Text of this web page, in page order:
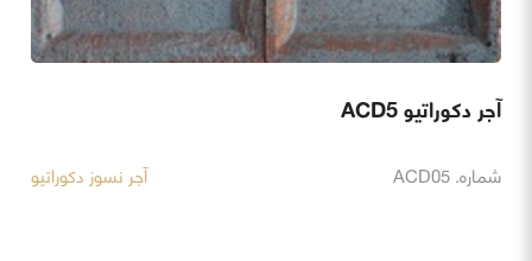
آجر دکوراتیو ACD5
شماره. ACD05 آجر نسوز دکوراتیو